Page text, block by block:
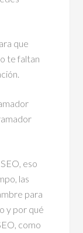
que
te faltan
eso
las
para
y por qué
como